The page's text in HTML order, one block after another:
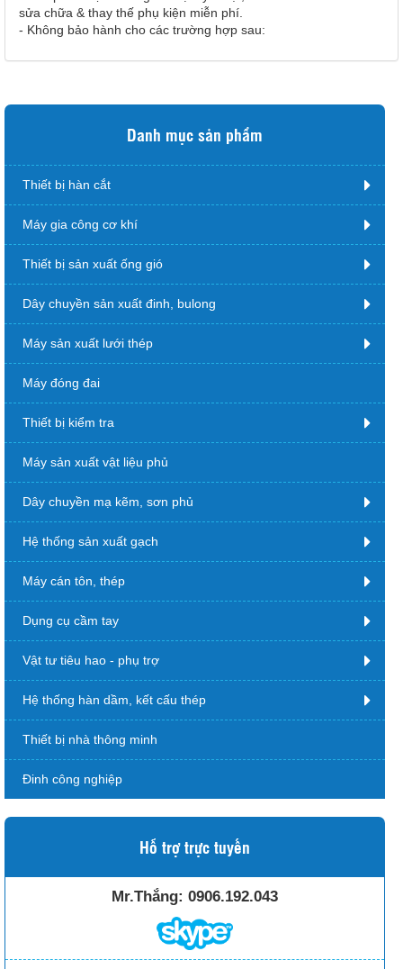
sửa chữa & thay thế phụ kiện miễn phí.
- Không bảo hành cho các trường hợp sau:
Danh mục sản phẩm
Thiết bị hàn cắt
Máy gia công cơ khí
Thiết bị sản xuất ống gió
Dây chuyền sản xuất đinh, bulong
Máy sản xuất lưới thép
Máy đóng đai
Thiết bị kiểm tra
Máy sản xuất vật liệu phủ
Dây chuyền mạ kẽm, sơn phủ
Hệ thống sản xuất gạch
Máy cán tôn, thép
Dụng cụ cầm tay
Vật tư tiêu hao - phụ trợ
Hệ thống hàn dầm, kết cấu thép
Thiết bị nhà thông minh
Đinh công nghiệp
Hỗ trợ trực tuyến
Mr.Thắng: 0906.192.043